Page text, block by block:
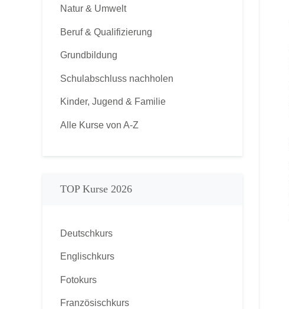
Natur & Umwelt
Beruf & Qualifizierung
Grundbildung
Schulabschluss nachholen
Kinder, Jugend & Familie
Alle Kurse von A-Z
TOP Kurse 2026
Deutschkurs
Englischkurs
Fotokurs
Französischkurs